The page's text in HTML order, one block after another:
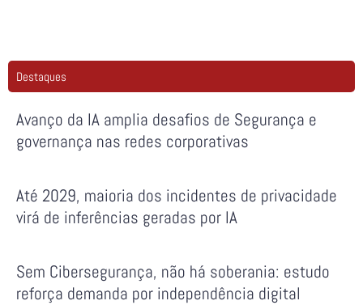
Destaques
Avanço da IA amplia desafios de Segurança e
governança nas redes corporativas
Até 2029, maioria dos incidentes de privacidade
virá de inferências geradas por IA
Sem Cibersegurança, não há soberania: estudo
reforça demanda por independência digital